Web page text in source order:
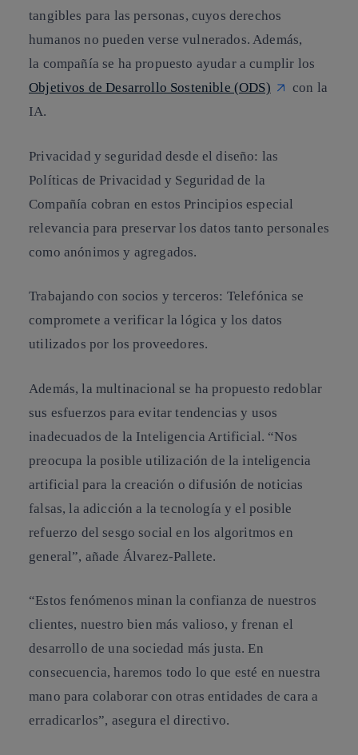
tangibles para las personas, cuyos derechos
humanos no pueden verse vulnerados. Además,
la compañía se ha propuesto ayudar a cumplir los
Objetivos de Desarrollo Sostenible (ODS)
con la
IA.
Privacidad y seguridad desde el diseño: las
Políticas de Privacidad y Seguridad de la
Compañía cobran en estos Principios especial
relevancia para preservar los datos tanto personales
como anónimos y agregados.
Trabajando con socios y terceros: Telefónica se
compromete a verificar la lógica y los datos
utilizados por los proveedores.
Además, la multinacional se ha propuesto redoblar
sus esfuerzos para evitar tendencias y usos
inadecuados de la Inteligencia Artificial. “Nos
preocupa la posible utilización de la inteligencia
artificial para la creación o difusión de noticias
falsas, la adicción a la tecnología y el posible
refuerzo del sesgo social en los algoritmos en
general”, añade Álvarez-Pallete.
“Estos fenómenos minan la confianza de nuestros
clientes, nuestro bien más valioso, y frenan el
desarrollo de una sociedad más justa. En
consecuencia, haremos todo lo que esté en nuestra
mano para colaborar con otras entidades de cara a
erradicarlos”, asegura el directivo.